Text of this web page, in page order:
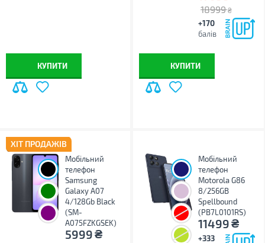
КУПИТИ
18999 ₴
+170
балів
КУПИТИ
ХІТ ПРОДАЖІВ
Мобільний
телефон
Samsung
Galaxy A07
4/128Gb Black
(SM-
A075FZKGSEK)
5999₴
Мобільний
телефон
Motorola G86
8/256GB
Spellbound
(PB7L0101RS)
11499₴
+333